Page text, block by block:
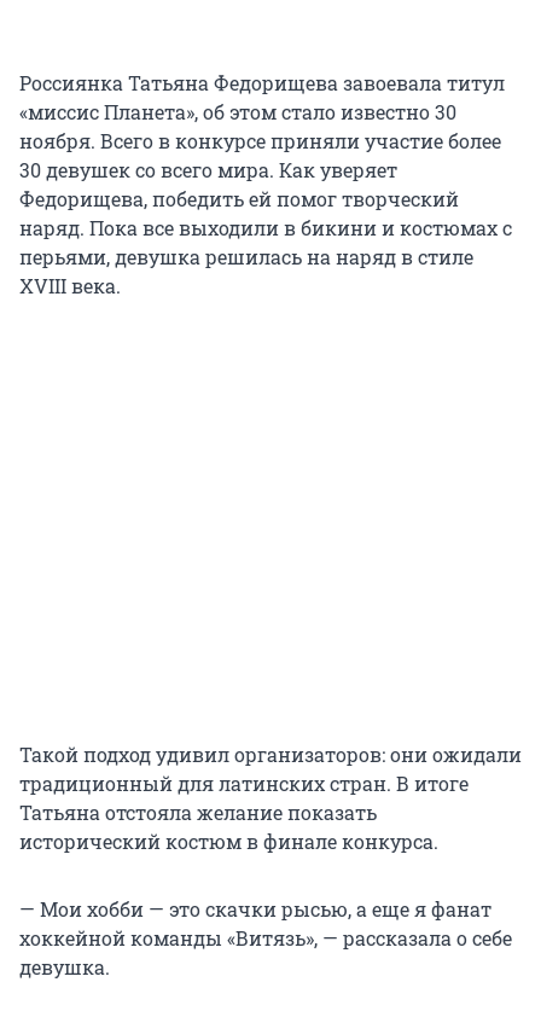
Россиянка Татьяна Федорищева завоевала титул
«миссис Планета», об этом стало известно 30
ноября. Всего в конкурсе приняли участие более
30 девушек со всего мира. Как уверяет
Федорищева, победить ей помог творческий
наряд. Пока все выходили в бикини и костюмах с
перьями, девушка решилась на наряд в стиле
XVIII века.
Такой подход удивил организаторов: они ожидали
традиционный для латинских стран. В итоге
Татьяна отстояла желание показать
исторический костюм в финале конкурса.
— Мои хобби — это скачки рысью, а еще я фанат
хоккейной команды «Витязь», — рассказала о себе
девушка.